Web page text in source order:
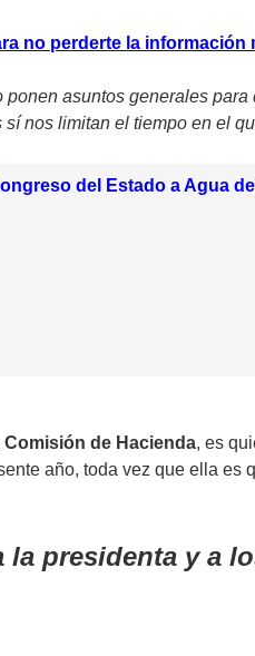
no perderte la información
asuntos generales
nos limitan el tiempo en el
del Estado a Agua
Comisión de Hacienda, es
año, toda vez que ella es
la presidenta y a